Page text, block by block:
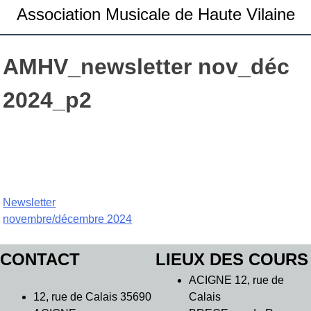
Association Musicale de Haute Vilaine
AMHV_newsletter nov_déc
2024_p2
Navigation
l’article
Newsletter
novembre/décembre 2024
CONTACT
12, rue de Calais 35690
LIEUX DES COURS
ACIGNE 12, rue de
Calais